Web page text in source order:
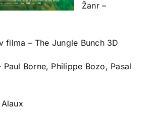
Žanr –
filma – The Jungle Bunch 3D
Paul Borne, Philippe Bozo, Pasal